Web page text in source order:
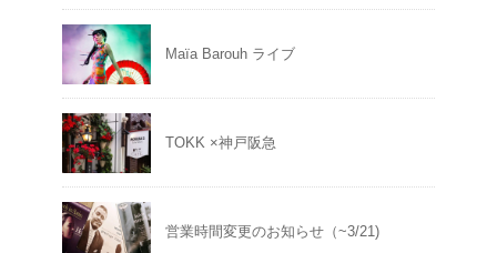
Maïa Barouh ライブ
TOKK ×神戸阪急
営業時間変更のお知らせ（~3/21)